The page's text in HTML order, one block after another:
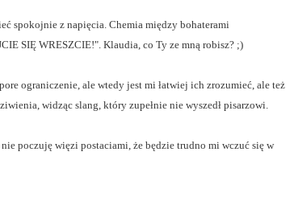
spokojnie z napięcia. Chemia między bohaterami
SIĘ WRESZCIE!". Klaudia, co Ty ze mną robisz? ;)
ograniczenie, ale wtedy jest mi łatwiej ich zrozumieć, ale też
widząc slang, który zupełnie nie wyszedł pisarzowi.
poczuję więzi postaciami, że będzie trudno mi wczuć się w